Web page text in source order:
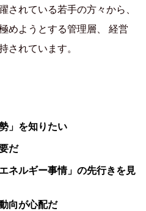
されている若手の方々から、
めようとする管理層、 経営
されています。
」を知りたい
だ
ネルギー事情」の先行きを見
向が心配だ